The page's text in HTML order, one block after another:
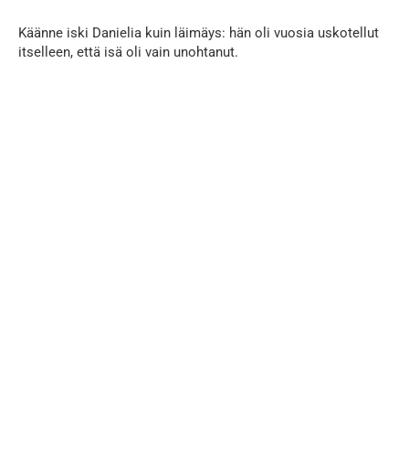
Käänne iski Danielia kuin läimäys: hän oli vuosia uskotellut
itselleen, että isä oli vain unohtanut.